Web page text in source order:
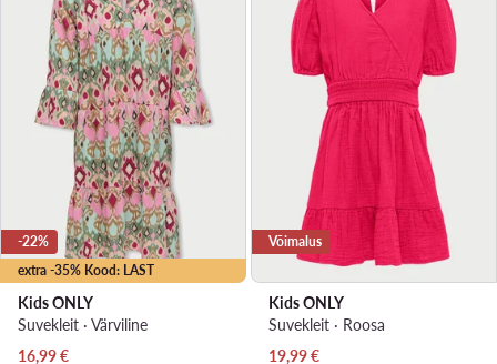
extra -35% Kood: LAST
-22%
Kids ONLY
Suvekleit · Värviline
Praegune hind
16,99€
Võimalus
Kids ONLY
Suvekleit · Roosa
Praegune hind
19,99€